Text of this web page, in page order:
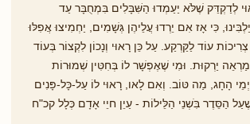
לְדַקְדֵּק שֶׁלֹּא יַעַמְדוּ הַשִּׁבָּלִים בִּמְחֻבָּר עַד
כִּי אָז אִם יֵרְדוּ עֲלֵיהֶן גְּשָׁמִים, יַחְמִיצוּ אֲפִלּוּ
עוֹד לַקַּרְקַע. עַל כֵּן רָאוּי וְנָכוֹן לִקְצוֹר בְּעוֹד
יַרְקוּת. וּמִי שֶׁאֶפְשָׁר לוֹ בְּחִטִּין שְׁמוּרוֹת
הָחָג, מַה טּוֹב. וְאִם לָאו, רָאוּי לוֹ עַל-כָּל-פָּנִים
הַסֵּדֶר בִֹּשְנֵי הַלֵּילוֹת - עַיֵן חיֵי אָדָם כְּלָל קכ"ח